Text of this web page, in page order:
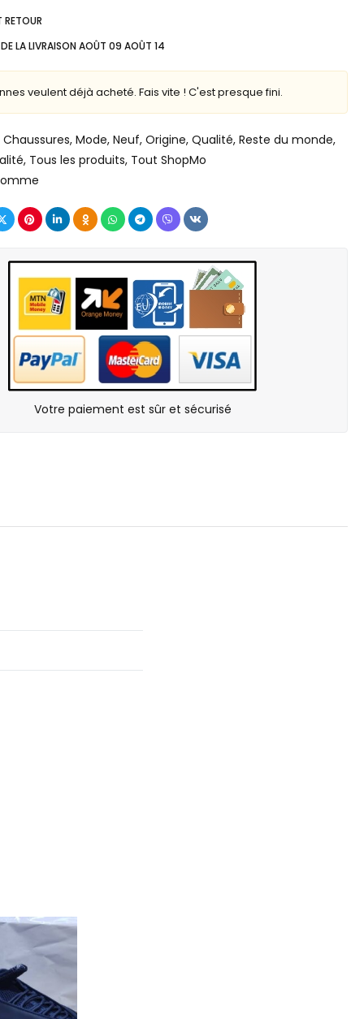
RETOUR
LA LIVRAISON AOÛT 09 AOÛT 14
veulent déjà acheté. Fais vite ! C'est presque fini.
Chaussures, Mode, Neuf, Origine, Qualité, Reste du monde,
, Tous les produits, Tout ShopMo
Votre paiement est sûr et sécurisé